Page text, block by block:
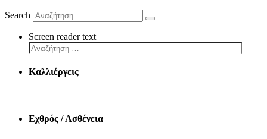
Search
Screen reader text
Καλλιέργεις
Εχθρός / Ασθένεια